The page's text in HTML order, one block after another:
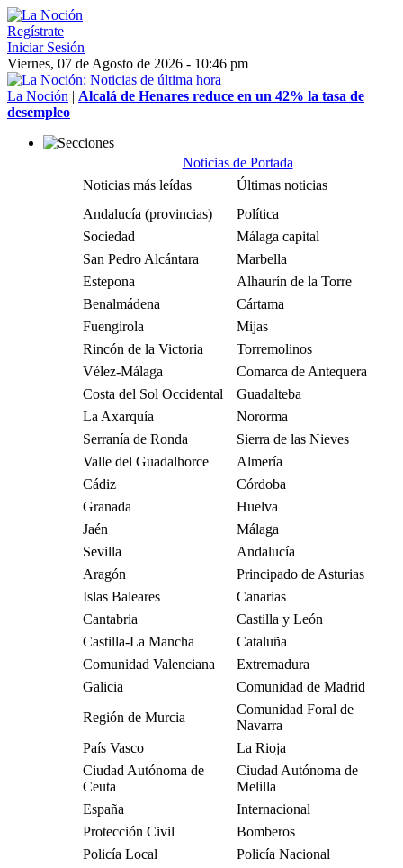
Regístrate
Iniciar Sesión
Viernes, 07 de Agosto de 2026 - 10:46 pm
La Noción | Alcalá de Henares reduce en un 42% la tasa de
desempleo
Noticias de Portada
Noticias más leídas
Últimas noticias
Andalucía (provincias)
Política
Sociedad
Málaga capital
San Pedro Alcántara
Marbella
Estepona
Alhaurín de la Torre
Benalmádena
Cártama
Fuengirola
Mijas
Rincón de la Victoria
Torremolinos
Vélez-Málaga
Comarca de Antequera
Costa del Sol Occidental
Guadalteba
La Axarquía
Nororma
Serranía de Ronda
Sierra de las Nieves
Valle del Guadalhorce
Almería
Cádiz
Córdoba
Granada
Huelva
Jaén
Málaga
Sevilla
Andalucía
Aragón
Principado de Asturias
Islas Baleares
Canarias
Cantabria
Castilla y León
Castilla-La Mancha
Cataluña
Comunidad Valenciana
Extremadura
Galicia
Comunidad de Madrid
Región de Murcia
Comunidad Foral de
Navarra
País Vasco
La Rioja
Ciudad Autónoma de
Ceuta
Ciudad Autónoma de
Melilla
España
Internacional
Protección Civil
Bomberos
Policía Local
Policía Nacional